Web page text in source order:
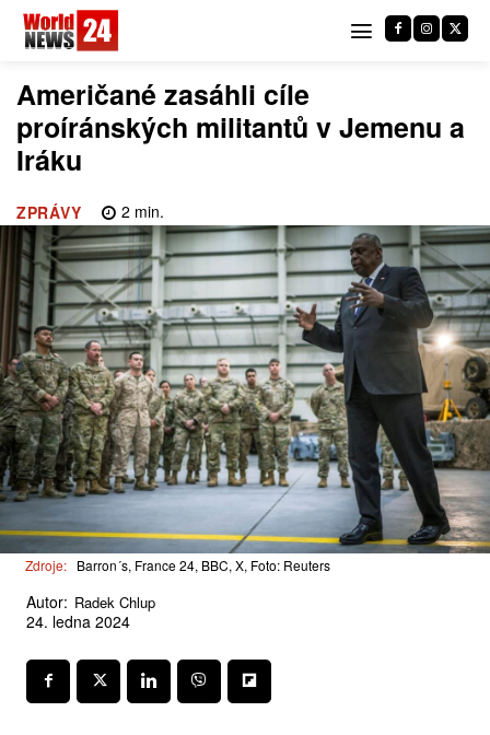
Američané zasáhli cíle
proíránských militantů v Jemenu a
Iráku
ZPRÁVY 2 min.
Zdroje: Barron´s, France 24, BBC, X, Foto: Reuters
Autor: Radek Chlup
24. ledna 2024